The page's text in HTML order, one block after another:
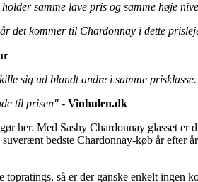
samme lave pris og samme høje
det kommer til Chardonnay i dette
sig ud blandt andre i samme
til prisen" - Vinhulen.dk
her. Med Sashy Chardonnay glasset
bedste Chardonnay-køb år
så er der ganske enkelt ingen